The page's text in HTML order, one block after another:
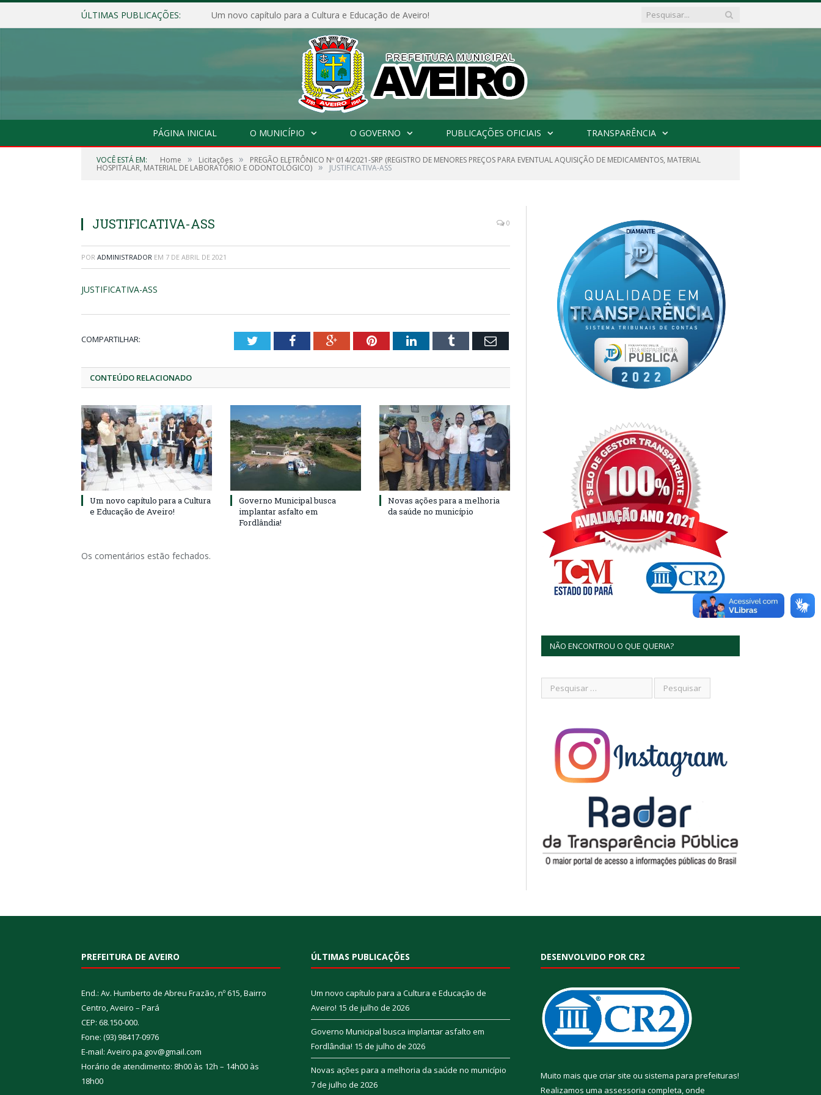
ÚLTIMAS PUBLICAÇÕES: Um novo capítulo para a Cultura e Educação de Aveiro!
PÁGINA INICIAL O MUNICÍPIO O GOVERNO PUBLICAÇÕES OFICIAIS TRANSPARÊNCIA
VOCÊ ESTÁ EM: Home » Licitações » PREGÃO ELETRÔNICO Nº 014/2021-SRP (REGISTRO DE MENORES PREÇOS PARA EVENTUAL AQUISIÇÃO DE MEDICAMENTOS, MATERIAL
HOSPITALAR, MATERIAL DE LABORATÓRIO E ODONTOLÓGICO) » JUSTIFICATIVA-ASS
JUSTIFICATIVA-ASS 0
POR ADMINISTRADOR EM 7 DE ABRIL DE 2021
JUSTIFICATIVA-ASS
COMPARTILHAR: TwitterFacebookGoogle+PinterestLinkedInTumblr Email
CONTEÚDO RELACIONADO
Um novo capítulo para a Cultura
e Educação de Aveiro!
Governo Municipal busca
implantar asfalto em
Fordlândia!
Novas ações para a melhoria
da saúde no município
Os comentários estão fechados.
NÃO ENCONTROU O QUE QUERIA?
PREFEITURA DE AVEIRO
End.: Av. Humberto de Abreu Frazão, nº 615, Bairro
Centro, Aveiro – Pará
CEP: 68.150-000.
Fone: (93) 98417-0976
E-mail: Aveiro.pa.gov@gmail.com
Horário de atendimento: 8h00 às 12h – 14h00 às
18h00
ÚLTIMAS PUBLICAÇÕES
Um novo capítulo para a Cultura e Educação de
Aveiro! 15 de julho de 2026
Governo Municipal busca implantar asfalto em
Fordlândia! 15 de julho de 2026
Novas ações para a melhoria da saúde no município
7 de julho de 2026
DESENVOLVIDO POR CR2
Muito mais que criar site ou sistema para prefeituras!
Realizamos uma assessoria completa, onde